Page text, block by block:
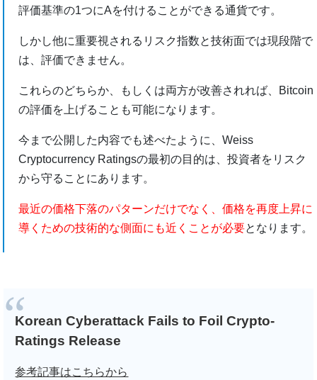
評価基準の1つにAを付けることができる通貨です。
しかし他に重要視されるリスク指数と技術面では現段階で
は、評価できません。
これらのどちらか、もしくは両方が改善されれば、Bitcoin
の評価を上げることも可能になります。
今まで公開した内容でも述べたように、Weiss
Cryptocurrency Ratingsの最初の目的は、投資者をリスク
から守ることにあります。
最近の価格下落のパターンだけでなく、価格を再度上昇に
導くための技術的な側面にも近くことが必要となります。
Korean Cyberattack Fails to Foil Crypto-
Ratings Release
参考記事はこちらから